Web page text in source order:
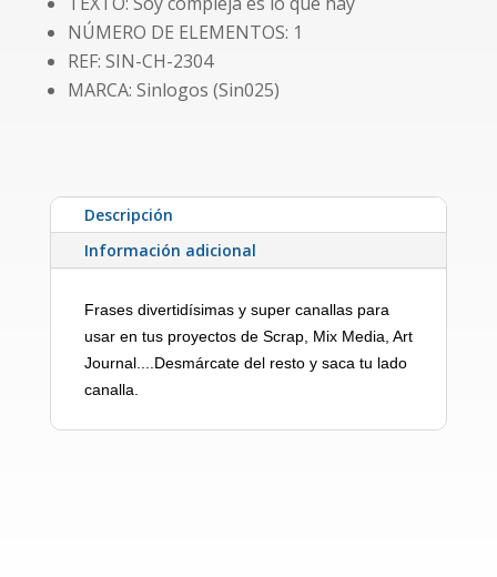
es
lo
que
hay"
NÚMERO DE ELEMENTOS: 1
REF: SIN-CH-2304
MARCA: Sinlogos (Sin025)
Descripción
Información adicional
Frases divertidísimas y super canallas para
usar en tus proyectos de Scrap, Mix Media, Art
Journal....Desmárcate del resto y saca tu lado
canalla.